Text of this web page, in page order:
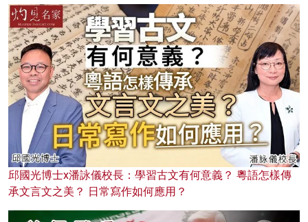
邱國光博士x潘詠儀校長：學習古文有何意義？ 粵語怎樣傳
承文言文之美？ 日常寫作如何應用？